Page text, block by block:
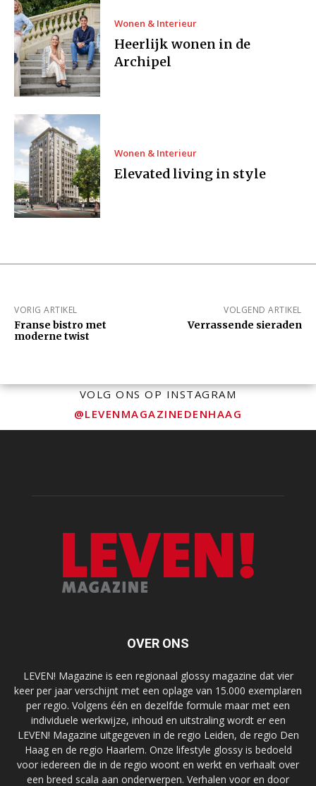
Wonen & Interieur
Heerlijk wonen in de
Archipel
Wonen & Interieur
Elevated living in style
VORIG ARTIKEL
Franse bistro met
moderne twist
VOLGEND ARTIKEL
Verrassende sieraden
VOLG ONS OP INSTAGRAM
@LEVENMAGAZINEDENHAAG
OVER ONS
LEVEN! Magazine is een regionaal glossy magazine dat vier
keer per jaar verschijnt met een oplage van 15.000 exemplaren
per regio. Volgens één en dezelfde formule maar met een
individuele werkwijze, inhoud en uitstraling wordt er een
LEVEN! Magazine uitgegeven in de regio Leiden, de regio Den
Haag en de regio Haarlem. Onze lifestyle glossy is bedoeld
voor iedereen die in de regio woont en werkt en verhaalt over
een breed scala aan onderwerpen. Verhalen voor en door